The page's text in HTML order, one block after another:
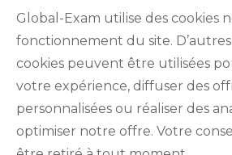
Global-Exam utilise des cookies
fonctionnement du site.
cookies peuvent être utilisées
votre expérience, diffuser des
personnalisées ou réaliser des
optimiser notre offre. Votre